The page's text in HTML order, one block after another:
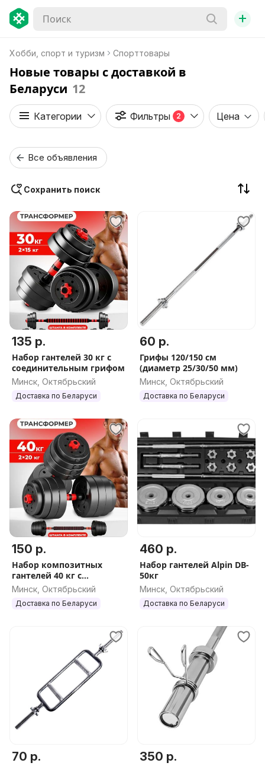
+
Хобби, спорт и туризм Спорттовары
Новые товары с доставкой в
Беларуси 12
Категории Фильтры 2 Цена
Все объявления
Сохранить поиск
135 р.
Набор гантелей 30 кг с
соединительным грифом
Минск, Октябрьский
Доставка по Беларуси
60 р.
Грифы 120/150 см
(диаметр 25/30/50 мм)
Минск, Октябрьский
Доставка по Беларуси
150 р.
Набор композитных
гантелей 40 кг с
соединительным грифом
Минск, Октябрьский
Доставка по Беларуси
460 р.
Набор гантелей Alpin DB-
50кг
Минск, Октябрьский
Доставка по Беларуси
70 р. 350 р.